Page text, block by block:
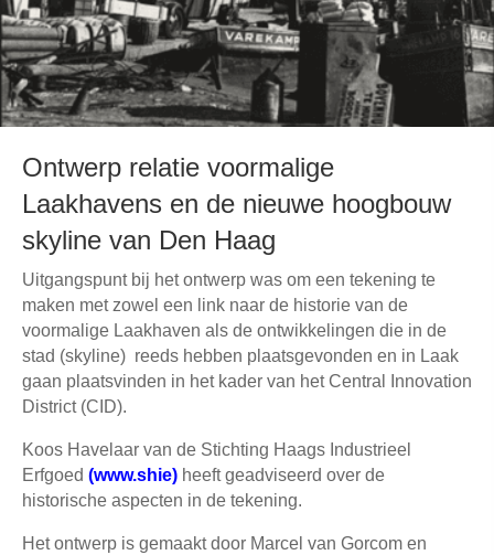
Ontwerp relatie voormalige
Laakhavens en de nieuwe hoogbouw
skyline van Den Haag
Uitgangspunt bij het ontwerp was om een tekening te
maken met zowel een link naar de historie van de
voormalige Laakhaven als de ontwikkelingen die in de
stad (skyline) reeds hebben plaatsgevonden en in Laak
gaan plaatsvinden in het kader van het Central Innovation
District (CID).
Koos Havelaar van de Stichting Haags Industrieel
Erfgoed (www.shie) heeft geadviseerd over de
historische aspecten in de tekening.
Het ontwerp is gemaakt door Marcel van Gorcom en